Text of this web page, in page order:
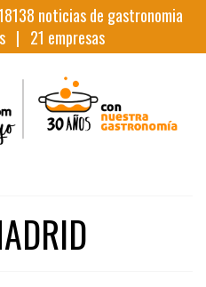
noticias de gastronomia
| 21 empresas